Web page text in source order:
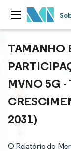
TAMANHO
MVNO 5G -
2031)
O Relatório do